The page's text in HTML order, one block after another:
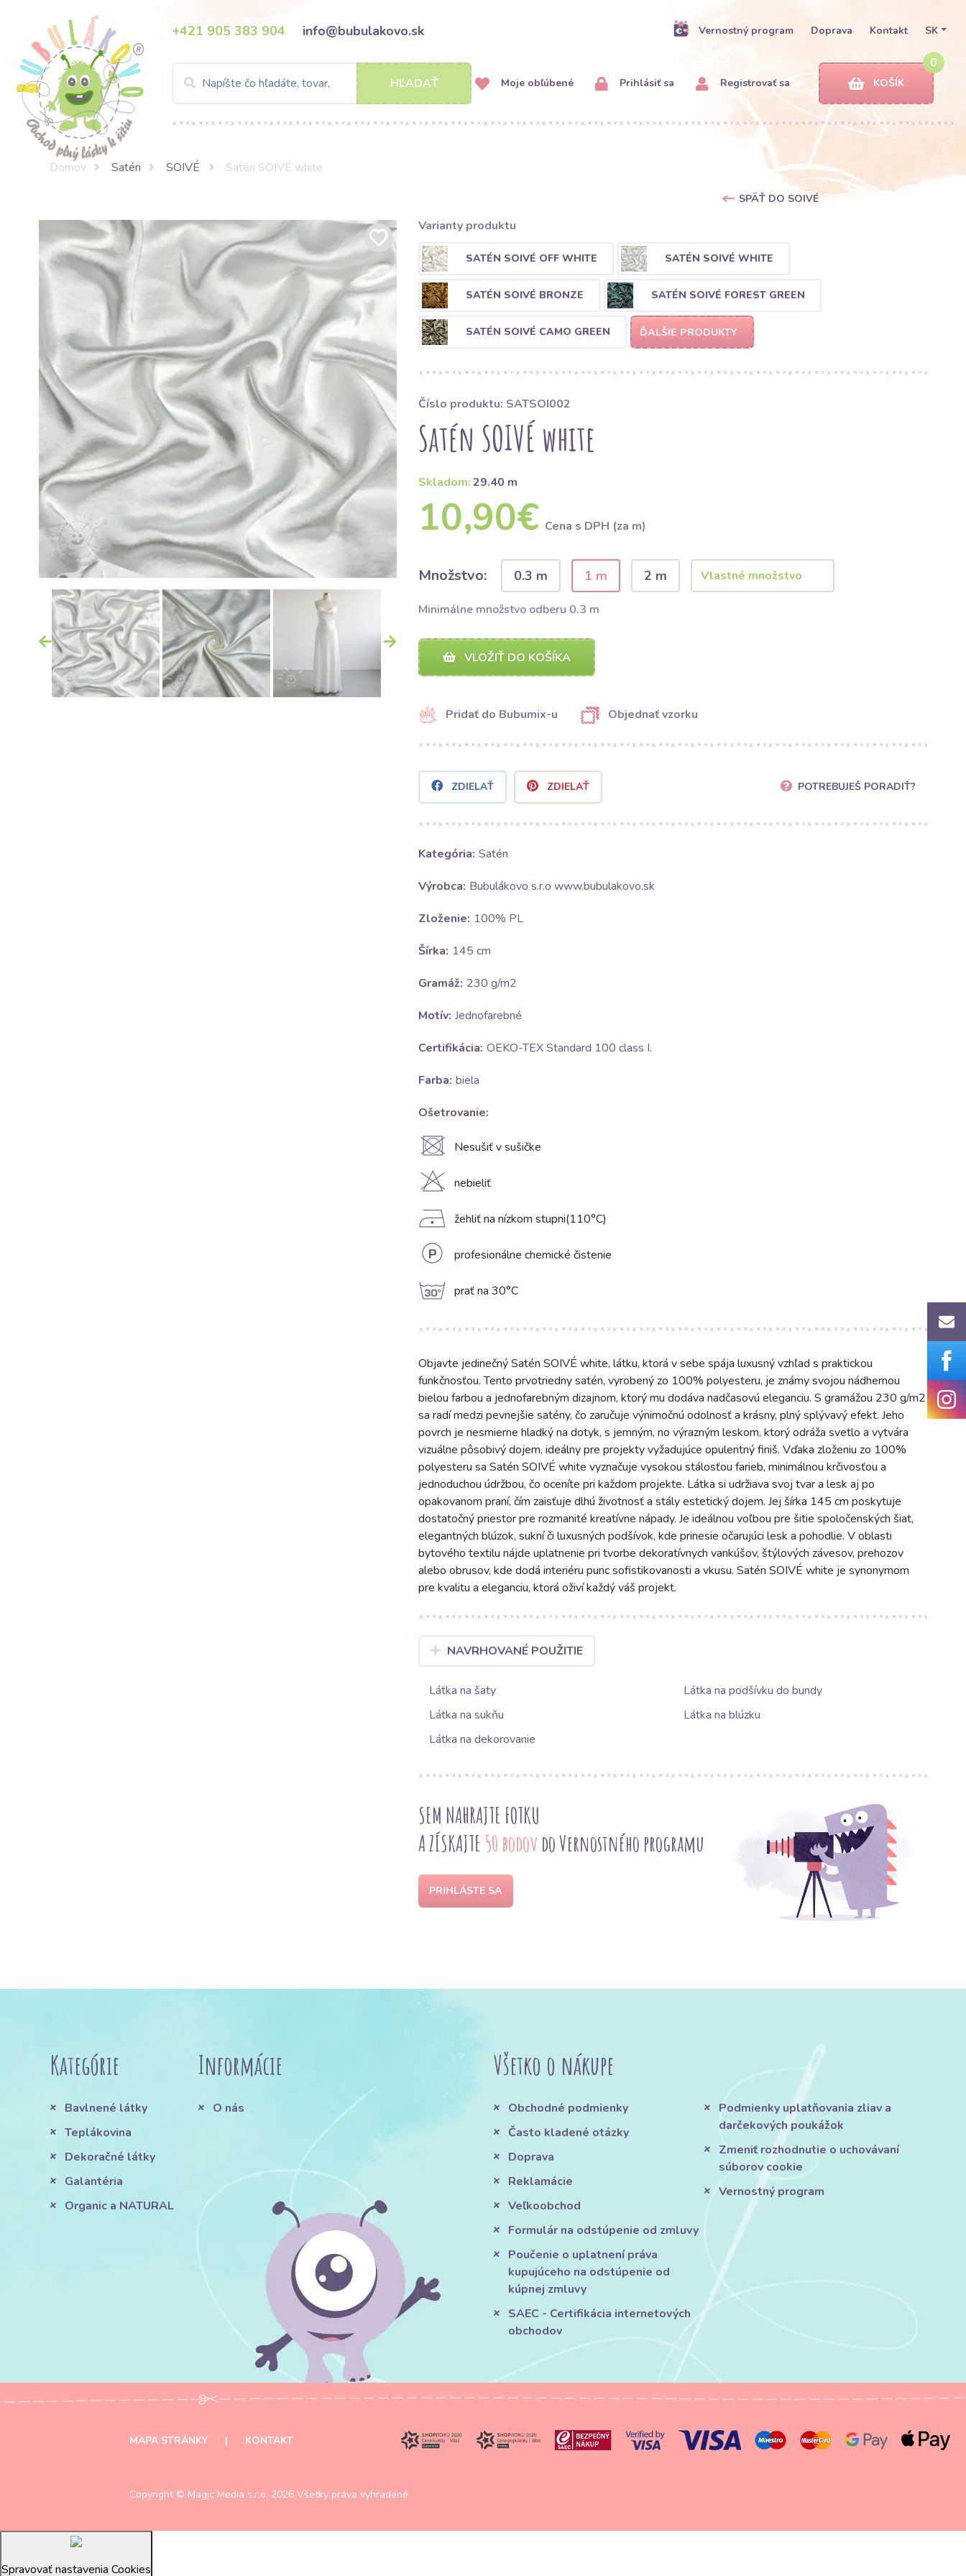
+421 905 383 904 info@bubulakovo.sk Vernostný program Doprava Kontakt SK
HĽADAŤ Moje obľúbené Prihlásiť sa Registrovať sa
0
KOŠÍK
Domov Satén SOIVÉ Satén SOIVÉ white
SPÄŤ DO SOIVÉ
Varianty produktu
SATÉN SOIVÉ OFF WHITE SATÉN SOIVÉ WHITE
SATÉN SOIVÉ BRONZE SATÉN SOIVÉ FOREST GREEN
SATÉN SOIVÉ CAMO GREEN ĎALŠIE PRODUKTY
Číslo produktu: SATSOI002
Satén SOIVÉ white
Skladom:29.40 m
10,90€ Cena s DPH (za m)
Množstvo: 0.3 m 1 m 2 m
Minimálne množstvo odberu 0.3 m
VLOŽIŤ DO KOŠÍKA
Pridať do Bubumix-u Objednať vzorku
ZDIELAŤ ZDIELAŤ POTREBUJEŠ PORADIŤ?
Kategória: Satén
Výrobca: Bubulákovo s.r.o www.bubulakovo.sk
Zloženie: 100% PL
Šírka: 145 cm
Gramáž: 230 g/m2
Motív: Jednofarebné
Certifikácia: OEKO-TEX Standard 100 class I.
Farba: biela
Ošetrovanie:
U Nesušiť v sušičke
H nebieliť
D žehliť na nízkom stupni(110°C)
L profesionálne chemické čistenie
g prať na 30°C
Objavte jedinečný Satén SOIVÉ white, látku, ktorá v sebe spája luxusný vzhľad s praktickou
funkčnosťou. Tento prvotriedny satén, vyrobený zo 100% polyesteru, je známy svojou nádhernou
bielou farbou a jednofarebným dizajnom, ktorý mu dodáva nadčasovú eleganciu. S gramážou 230 g/m2
sa radí medzi pevnejšie satény, čo zaručuje výnimočnú odolnosť a krásny, plný splývavý efekt. Jeho
povrch je nesmierne hladký na dotyk, s jemným, no výrazným leskom, ktorý odráža svetlo a vytvára
vizuálne pôsobivý dojem, ideálny pre projekty vyžadujúce opulentný finiš. Vďaka zloženiu zo 100%
polyesteru sa Satén SOIVÉ white vyznačuje vysokou stálosťou farieb, minimálnou krčivosťou a
jednoduchou údržbou, čo oceníte pri každom projekte. Látka si udržiava svoj tvar a lesk aj po
opakovanom praní, čím zaisťuje dlhú životnosť a stály estetický dojem. Jej šírka 145 cm poskytuje
dostatočný priestor pre rozmanité kreatívne nápady. Je ideálnou voľbou pre šitie spoločenských šiat,
elegantných blúzok, sukní či luxusných podšívok, kde prinesie očarujúci lesk a pohodlie. V oblasti
bytového textilu nájde uplatnenie pri tvorbe dekoratívnych vankúšov, štýlových závesov, prehozov
alebo obrusov, kde dodá interiéru punc sofistikovanosti a vkusu. Satén SOIVÉ white je synonymom
pre kvalitu a eleganciu, ktorá oživí každý váš projekt.
NAVRHOVANÉ POUŽITIE
Látka na šaty
Látka na podšívku do bundy
Látka na sukňu
Látka na blúzku
Látka na dekorovanie
SEM NAHRAJTE FOTKU
A ZÍSKAJTE 50 bodov do Vernostného programu
PRIHLÁSTE SA
Kategórie
Bavlnené látky
Teplákovina
Dekoračné látky
Galantéria
Organic a NATURAL
Informácie
O nás
Všetko o nákupe
Obchodné podmienky
Často kladené otázky
Doprava
Reklamácie
Veľkoobchod
Formulár na odstúpenie od zmluvy
Poučenie o uplatnení práva
kupujúceho na odstúpenie od
kúpnej zmluvy
SAEC - Certifikácia internetových
obchodov
Podmienky uplatňovania zliav a
darčekových poukážok
Zmeniť rozhodnutie o uchovávaní
súborov cookie
Vernostný program
MAPA STRÁNKY | KONTAKT
Copyright © Magic Media s.r.o. 2026 Všetky práva vyhradené
Spravovať nastavenia Cookies